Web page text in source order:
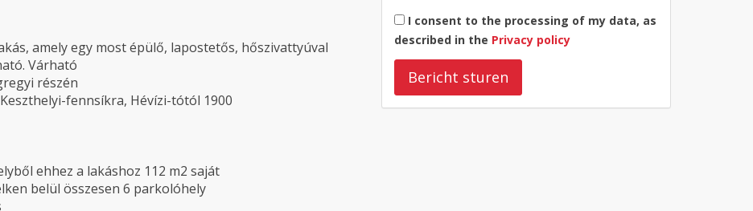
I consent to the processing of my data, as
described in the Privacy policy
Bericht sturen
amely egy most épülő, lapostetős, hőszivattyúval
Várható
részén
fennsíkra, Hévízi-tótól 1900
ehhez a lakáshoz 112 m2 saját
belül összesen 6 parkolóhely